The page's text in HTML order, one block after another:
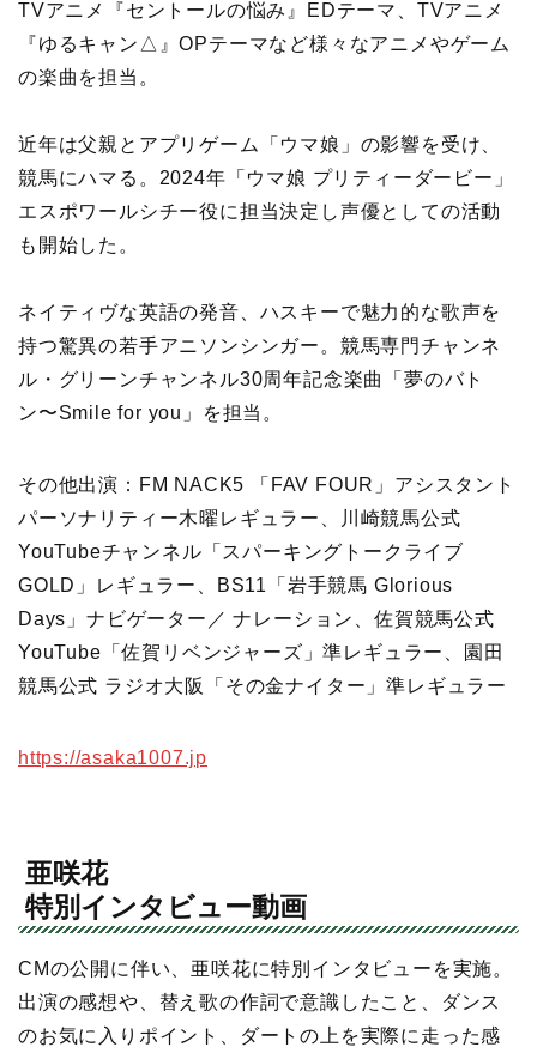
TVアニメ『セントールの悩み』EDテーマ、TVアニメ
『ゆるキャン△』OPテーマなど様々なアニメやゲーム
の楽曲を担当。
近年は父親とアプリゲーム「ウマ娘」の影響を受け、
競馬にハマる。2024年「ウマ娘 プリティーダービー」
エスポワールシチー役に担当決定し声優としての活動
も開始した。
ネイティヴな英語の発音、ハスキーで魅力的な歌声を
持つ驚異の若手アニソンシンガー。競馬専門チャンネ
ル・グリーンチャンネル30周年記念楽曲「夢のバト
ン〜Smile for you」を担当。
その他出演：FM NACK5 「FAV FOUR」アシスタント
パーソナリティー木曜レギュラー、川崎競馬公式
YouTubeチャンネル「スパーキングトークライブ
GOLD」レギュラー、BS11「岩手競馬 Glorious
Days」ナビゲーター／ ナレーション、佐賀競馬公式
YouTube「佐賀リベンジャーズ」準レギュラー、園田
競馬公式 ラジオ大阪「その金ナイター」準レギュラー
https://asaka1007.jp
亜咲花
特別インタビュー動画
CMの公開に伴い、亜咲花に特別インタビューを実施。
出演の感想や、替え歌の作詞で意識したこと、ダンス
のお気に入りポイント、ダートの上を実際に走った感